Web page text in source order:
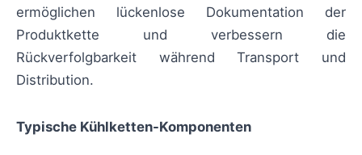
ermöglichen lückenlose Dokumentation der
Produktkette und verbessern die
Rückverfolgbarkeit während Transport und
Distribution.
Typische Kühlketten-Komponenten